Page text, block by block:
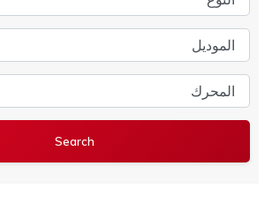
الموديل
المحرك